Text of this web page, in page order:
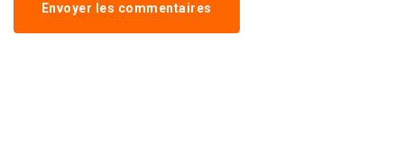
Envoyer les commentaires